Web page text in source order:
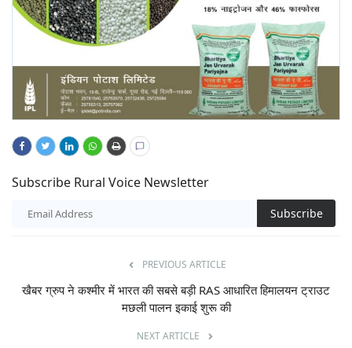
Subscribe Rural Voice Newsletter
Subscribe
PREVIOUS ARTICLE
खैबर ग्रुप ने कश्मीर में भारत की सबसे बड़ी RAS आधारित हिमालयन ट्राउट
मछली पालन इकाई शुरू की
NEXT ARTICLE